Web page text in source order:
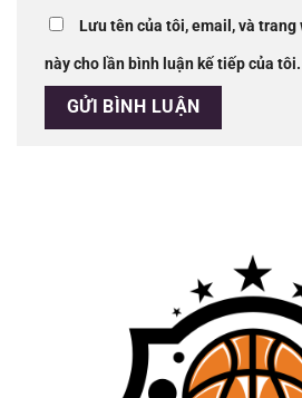
Lưu tên của tôi, email, và
này cho lần bình luận kế tiếp của tôi.